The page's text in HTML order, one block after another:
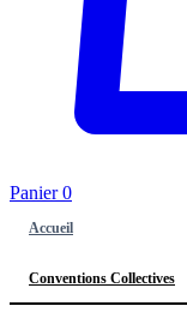
Panier0
Accueil
Conventions Collectives